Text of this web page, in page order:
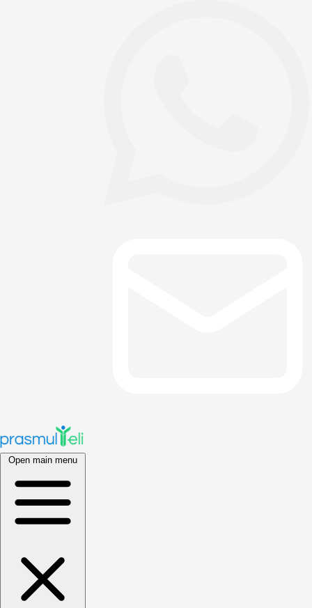
Open main menu